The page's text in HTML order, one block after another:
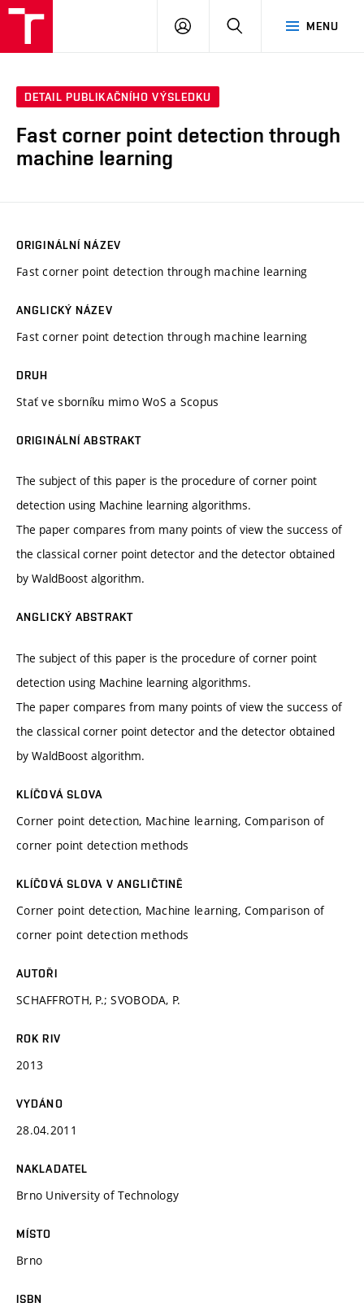
MENU
PŘIHLÁSIT
DETAIL PUBLIKAČNÍHO VÝSLEDKU
Fast corner point detection through
machine learning
ORIGINÁLNÍ NÁZEV
Fast corner point detection through machine learning
ANGLICKÝ NÁZEV
Fast corner point detection through machine learning
DRUH
Stať ve sborníku mimo WoS a Scopus
ORIGINÁLNÍ ABSTRAKT
The subject of this paper is the procedure of corner point
detection using Machine learning algorithms.
The paper compares from many points of view the success of
the classical corner point detector and the detector obtained
by WaldBoost algorithm.
ANGLICKÝ ABSTRAKT
The subject of this paper is the procedure of corner point
detection using Machine learning algorithms.
The paper compares from many points of view the success of
the classical corner point detector and the detector obtained
by WaldBoost algorithm.
KLÍČOVÁ SLOVA
Corner point detection, Machine learning, Comparison of
corner point detection methods
KLÍČOVÁ SLOVA V ANGLIČTINĚ
Corner point detection, Machine learning, Comparison of
corner point detection methods
AUTOŘI
SCHAFFROTH, P.; SVOBODA, P.
ROK RIV
2013
VYDÁNO
28.04.2011
NAKLADATEL
Brno University of Technology
MÍSTO
Brno
ISBN